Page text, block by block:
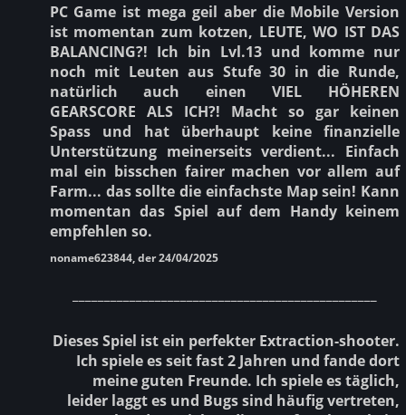
PC Game ist mega geil aber die Mobile Version
ist momentan zum kotzen, LEUTE, WO IST DAS
BALANCING?! Ich bin Lvl.13 und komme nur
noch mit Leuten aus Stufe 30 in die Runde,
natürlich auch einen VIEL HÖHEREN
GEARSCORE ALS ICH?! Macht so gar keinen
Spass und hat überhaupt keine finanzielle
Unterstützung meinerseits verdient... Einfach
mal ein bisschen fairer machen vor allem auf
Farm... das sollte die einfachste Map sein! Kann
momentan das Spiel auf dem Handy keinem
empfehlen so.
noname623844, der 24/04/2025
Dieses Spiel ist ein perfekter Extraction-shooter.
Ich spiele es seit fast 2 Jahren und fande dort
meine guten Freunde. Ich spiele es täglich,
leider laggt es und Bugs sind häufig vertreten,